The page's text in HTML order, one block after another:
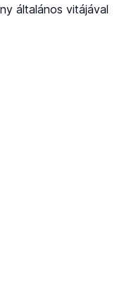
általános vitájával